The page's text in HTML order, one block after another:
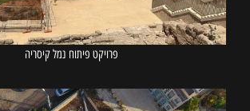
פרויקט פיתוח נמל קיסריה